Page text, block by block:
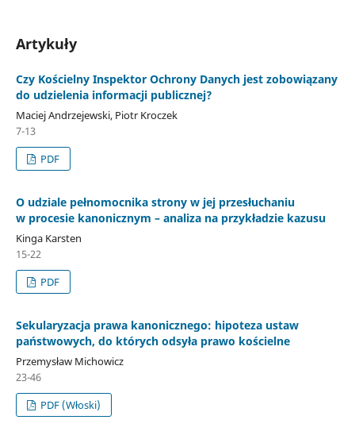
Artykuły
Czy Kościelny Inspektor Ochrony Danych jest zobowiązany
do udzielenia informacji publicznej?
Maciej Andrzejewski, Piotr Kroczek
7-13
PDF
O udziale pełnomocnika strony w jej przesłuchaniu
w procesie kanonicznym – analiza na przykładzie kazusu
Kinga Karsten
15-22
PDF
Sekularyzacja prawa kanonicznego: hipoteza ustaw
państwowych, do których odsyła prawo kościelne
Przemysław Michowicz
23-46
PDF (Włoski)